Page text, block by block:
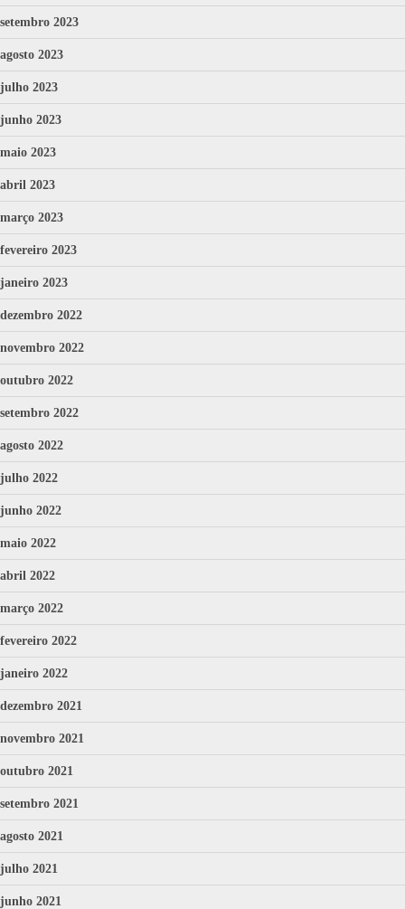
setembro 2023
agosto 2023
julho 2023
junho 2023
maio 2023
abril 2023
março 2023
fevereiro 2023
janeiro 2023
dezembro 2022
novembro 2022
outubro 2022
setembro 2022
agosto 2022
julho 2022
junho 2022
maio 2022
abril 2022
março 2022
fevereiro 2022
janeiro 2022
dezembro 2021
novembro 2021
outubro 2021
setembro 2021
agosto 2021
julho 2021
junho 2021